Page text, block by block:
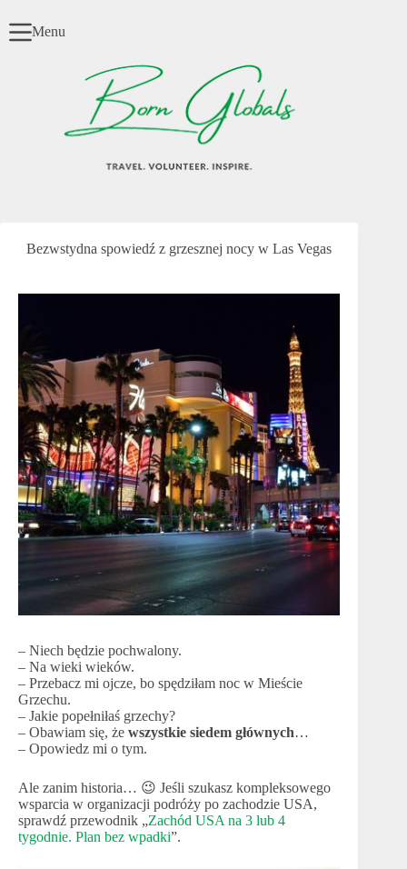
do
treści
Menu
Bezwstydna spowiedź z grzesznej nocy w Las Vegas
– Niech będzie pochwalony.
– Na wieki wieków.
– Przebacz mi ojcze, bo spędziłam noc w Mieście
Grzechu.
– Jakie popełniłaś grzechy?
– Obawiam się, że wszystkie siedem głównych…
– Opowiedz mi o tym.
Ale zanim historia… 😉 Jeśli szukasz kompleksowego
wsparcia w organizacji podróży po zachodzie USA,
sprawdź przewodnik „Zachód USA na 3 lub 4
tygodnie. Plan bez wpadki”.